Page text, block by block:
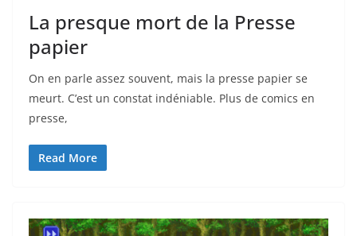
La presque mort de la Presse
papier
On en parle assez souvent, mais la presse papier se
meurt. C’est un constat indéniable. Plus de comics en
presse,
Read More